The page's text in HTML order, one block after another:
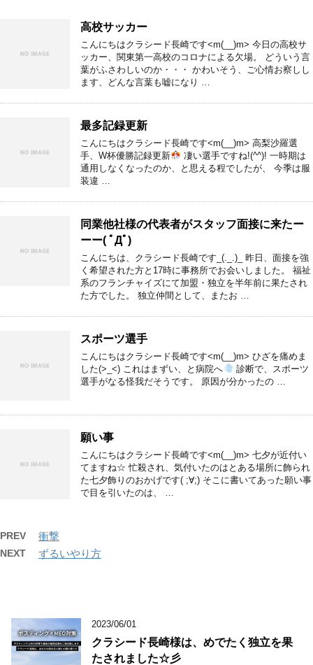
高校サッカー
こんにちはクラシード長崎です<m(__)m> 今日の高校サ
ッカー、関東第一高校のコロナによる欠場。 どういう言
葉がふさわしいのか・・・ かわいそう、ご心情お察しし
ます、どんな言葉も嘘になり …
最多記録更新
こんにちはクラシード長崎です<m(__)m> 高梨沙羅選
手、W杯優勝記録更新
凄い選手ですね!(^^)! 一時期は
通用しなくなったのか、と思える程でしたが、 今季は服
装違 …
同業他社様の代表者がスタッフ面接に来たー
ーー( ﾟДﾟ)
こんにちは、クラシード長崎です_(._.)_ 昨日、面接を強
く希望された方と17時に事務所でお会いしました。 福祉
系のフランチャイズにて加盟・独立を半年前に果たされ
た方でした。 独立仲間として、またお …
スポーツ選手
こんにちはクラシード長崎です<m(__)m> ひざを痛めま
した(>_<) これはまずい、と病院へ
診断で、スポーツ
選手がなる怪我だそうです。 原因が分かったの …
願い事
こんにちはクラシード長崎です<m(__)m> 七夕が近付い
てますね☆ 忙殺され、気付いたのはとある場所に飾られ
た七夕飾りのおかげです( ;∀;) そこに書いてあった願い事
で目を引いたのは、 …
PREV 衝撃
NEXT ずるいやり方
2023/06/01
クラシード長崎様は、めでたく独立を果
たされました☆彡